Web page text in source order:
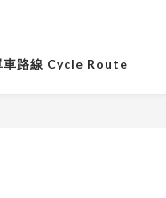
車路線 Cycle Route